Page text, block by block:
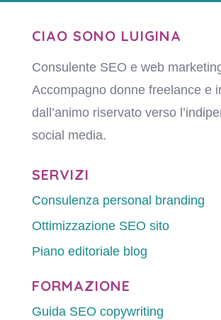
CIAO SONO LUIGINA
Consulente SEO e web
Accompagno donne freelance e
dall’animo riservato verso
social media.
SERVIZI
Consulenza personal branding
Ottimizzazione SEO sito
Piano editoriale blog
FORMAZIONE
Guida SEO copywriting